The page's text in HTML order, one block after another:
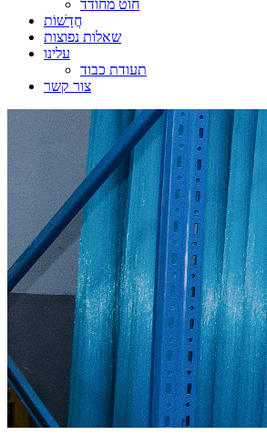
חוט מחודד
חֲדָשׁוֹת
שאלות נפוצות
עלינו
תעודת כבוד
צור קשר